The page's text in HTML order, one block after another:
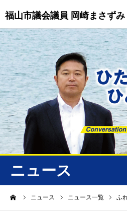
福山市議会議員 岡崎まさずみ
ニュース
ニュース ニュース一覧 ふ
HOME
重要情報
プロフィール
ニュース/トピックス
ニュース